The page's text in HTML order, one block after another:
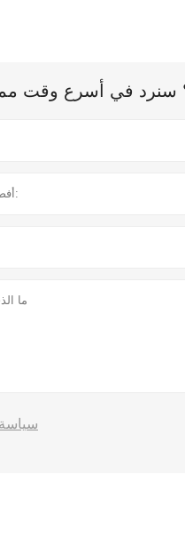
في أسرع وقت ممكن